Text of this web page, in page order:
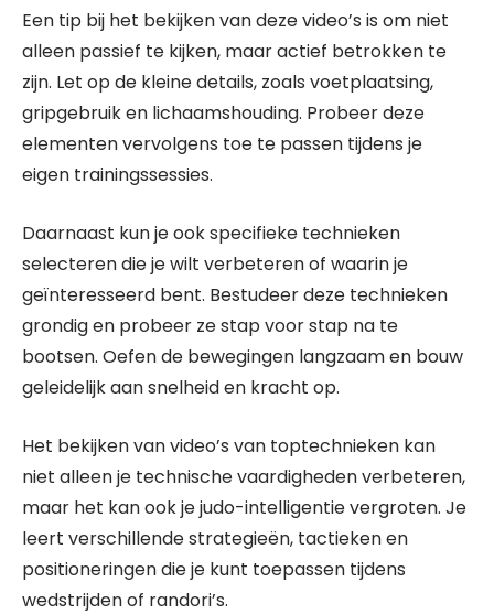
Een tip bij het bekijken van deze video’s is om niet
alleen passief te kijken, maar actief betrokken te
zijn. Let op de kleine details, zoals voetplaatsing,
gripgebruik en lichaamshouding. Probeer deze
elementen vervolgens toe te passen tijdens je
eigen trainingssessies.
Daarnaast kun je ook specifieke technieken
selecteren die je wilt verbeteren of waarin je
geïnteresseerd bent. Bestudeer deze technieken
grondig en probeer ze stap voor stap na te
bootsen. Oefen de bewegingen langzaam en bouw
geleidelijk aan snelheid en kracht op.
Het bekijken van video’s van toptechnieken kan
niet alleen je technische vaardigheden verbeteren,
maar het kan ook je judo-intelligentie vergroten. Je
leert verschillende strategieën, tactieken en
positioneringen die je kunt toepassen tijdens
wedstrijden of randori’s.